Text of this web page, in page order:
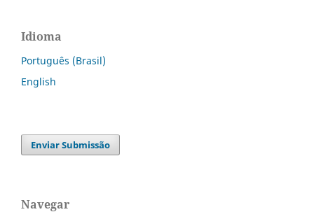
Idioma
Português (Brasil)
English
Enviar Submissão
Navegar